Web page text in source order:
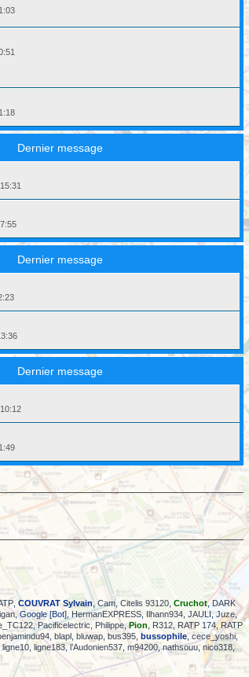
Dernier message
Dernier message
Dernier message
COUVRAT Sylvain,Cam, Citelis 93120 Cruchot,DARK
, Google [Bot], HermanEXPRESS Ilhann934 JAULI, Juze,
,Pacificelectric Philippe,Pion R312 RATP 174,RATP
blapl bluwap bus395 bussophile, cece_yoshi,
,ligne10 ligne183,l’Audonien537 m94200 ,nathsouu nico318